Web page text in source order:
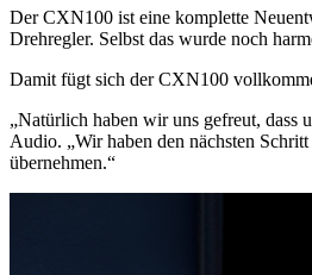
Der CXN100 ist eine komplette
Drehregler. Selbst das wurde noch
Damit fügt sich der CXN100
„Natürlich haben wir uns gefreut, dass
Audio. „Wir haben den nächsten
übernehmen.“